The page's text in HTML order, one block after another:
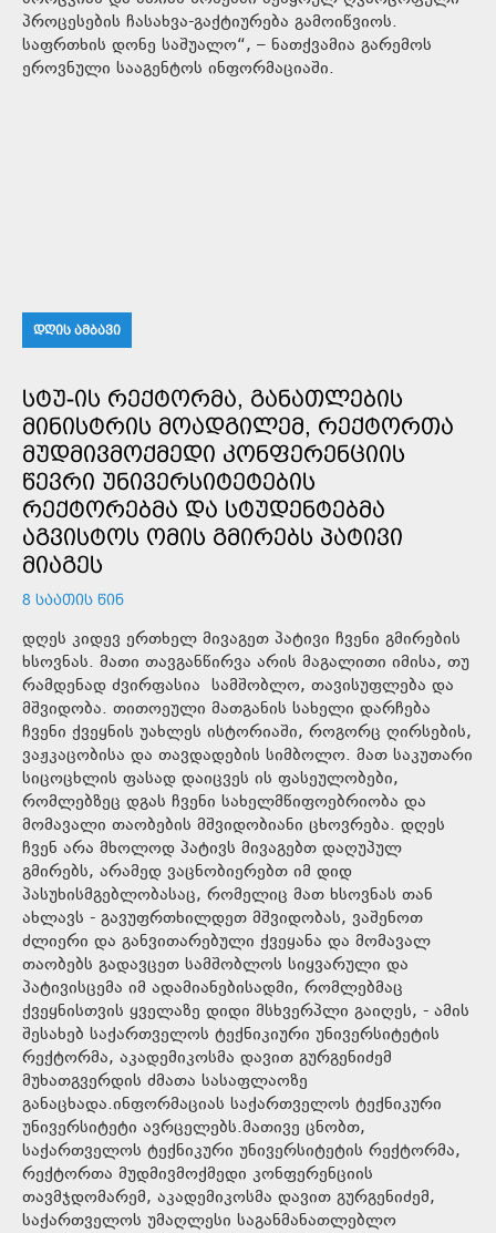
პროცესების ჩასახვა-გაქტიურება გამოიწვიოს.
საფრთხის დონე საშუალო“, – ნათქვამია გარემოს
ეროვნული სააგენტოს ინფორმაციაში.
ᲓᲦᲘᲡ ᲐᲛᲑᲐᲕᲘ
ᲡᲢᲣ-ᲘᲡ ᲠᲔᲥᲢᲝᲠᲛᲐ, ᲒᲐᲜᲐᲗᲚᲔᲑᲘᲡ
ᲛᲘᲜᲘᲡᲢᲠᲘᲡ ᲛᲝᲐᲓᲒᲘᲚᲔᲛ, ᲠᲔᲥᲢᲝᲠᲗᲐ
ᲛᲣᲓᲛᲘᲕᲛᲝᲥᲛᲔᲓᲘ ᲙᲝᲜᲤᲔᲠᲔᲜᲪᲘᲘᲡ
ᲬᲔᲕᲠᲘ ᲣᲜᲘᲕᲔᲠᲡᲘᲢᲔᲢᲔᲑᲘᲡ
ᲠᲔᲥᲢᲝᲠᲔᲑᲛᲐ ᲓᲐ ᲡᲢᲣᲓᲔᲜᲢᲔᲑᲛᲐ
ᲐᲒᲕᲘᲡᲢᲝᲡ ᲝᲛᲘᲡ ᲒᲛᲘᲠᲔᲑᲡ ᲞᲐᲢᲘᲕᲘ
ᲛᲘᲐᲒᲔᲡ
8 ᲡᲐᲐᲗᲘᲡ ᲬᲘᲜ
დღეს კიდევ ერთხელ მივაგეთ პატივი ჩვენი გმირების
ხსოვნას. მათი თავგანწირვა არის მაგალითი იმისა, თუ
რამდენად ძვირფასია სამშობლო, თავისუფლება და
მშვიდობა. თითოეული მათგანის სახელი დარჩება
ჩვენი ქვეყნის უახლეს ისტორიაში, როგორც ღირსების,
ვაჟკაცობისა და თავდადების სიმბოლო. მათ საკუთარი
სიცოცხლის ფასად დაიცვეს ის ფასეულობები,
რომლებზეც დგას ჩვენი სახელმწიფოებრიობა და
მომავალი თაობების მშვიდობიანი ცხოვრება. დღეს
ჩვენ არა მხოლოდ პატივს მივაგებთ დაღუპულ
გმირებს, არამედ ვაცნობიერებთ იმ დიდ
პასუხისმგებლობასაც, რომელიც მათ ხსოვნას თან
ახლავს - გავუფრთხილდეთ მშვიდობას, ვაშენოთ
ძლიერი და განვითარებული ქვეყანა და მომავალ
თაობებს გადავცეთ სამშობლოს სიყვარული და
პატივისცემა იმ ადამიანებისადმი, რომლებმაც
ქვეყნისთვის ყველაზე დიდი მსხვერპლი გაიღეს, - ამის
შესახებ საქართველოს ტექნიკიური უნივერსიტეტის
რექტორმა, აკადემიკოსმა დავით გურგენიძემ
მუხათგვერდის ძმათა სასაფლაოზე
განაცხადა.ინფორმაციას საქართველოს ტექნიკური
უნივერსიტეტი ავრცელებს.მათივე ცნობთ,
საქართველოს ტექნიკური უნივერსიტეტის რექტორმა,
რექტორთა მუდმივმოქმედი კონფერენციის
თავმჯდომარემ, აკადემიკოსმა დავით გურგენიძემ,
საქართველოს უმაღლესი საგანმანათლებლო